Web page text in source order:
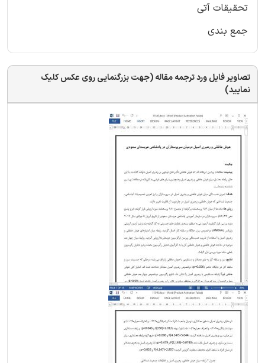
تحقیقات آتی
جمع بندی
تصاویر فایل ورد ترجمه مقاله (جهت بزرگنمایی روی عکس کلیک
نمایید)